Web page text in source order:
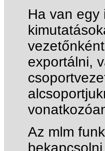
Ha van egy
exportálni,
Az mlm